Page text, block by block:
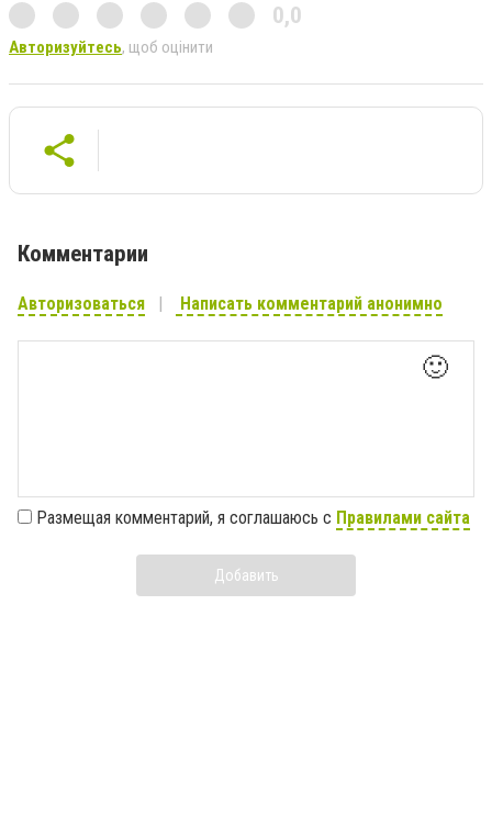
0,0
Авторизуйтесь, щоб оцінити
Комментарии
Авторизоваться Написать комментарий анонимно
🙂
Размещая комментарий, я соглашаюсь с Правилами сайта
Добавить